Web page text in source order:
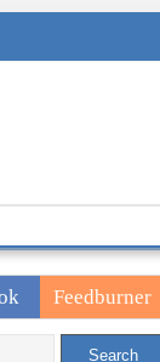
Feedburner